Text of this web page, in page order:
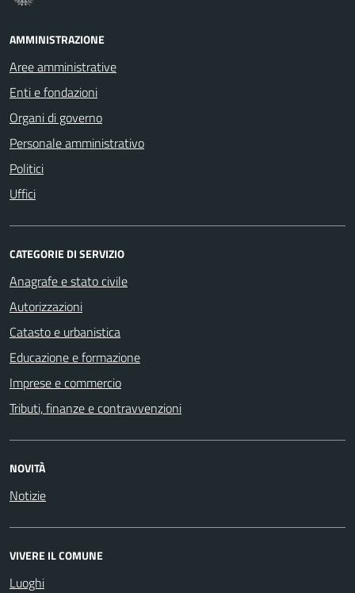
AMMINISTRAZIONE
Aree amministrative
Enti e fondazioni
Organi di governo
Personale amministrativo
Politici
Uffici
CATEGORIE DI SERVIZIO
Anagrafe e stato civile
Autorizzazioni
Catasto e urbanistica
Educazione e formazione
Imprese e commercio
Tributi, finanze e contravvenzioni
NOVITÀ
Notizie
VIVERE IL COMUNE
Luoghi